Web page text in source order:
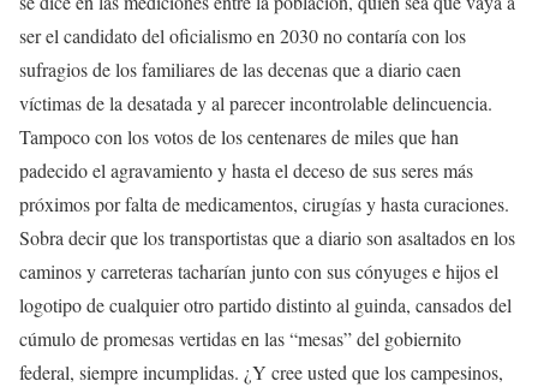
ser el candidato del oficialismo en 2030 no contaría con los
sufragios de los familiares de las decenas que a diario caen
víctimas de la desatada y al parecer incontrolable delincuencia.
Tampoco con los votos de los centenares de miles que han
padecido el agravamiento y hasta el deceso de sus seres más
próximos por falta de medicamentos, cirugías y hasta curaciones.
Sobra decir que los transportistas que a diario son asaltados en los
caminos y carreteras tacharían junto con sus cónyuges e hijos el
logotipo de cualquier otro partido distinto al guinda, cansados del
cúmulo de promesas vertidas en las “mesas” del gobiernito
federal, siempre incumplidas. ¿Y cree usted que los campesinos,